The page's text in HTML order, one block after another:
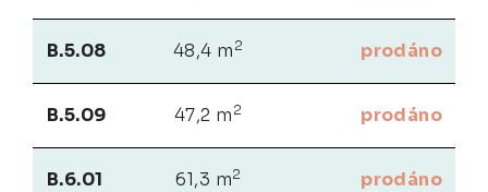
B.5.08 48,4 m 2 prodáno
B.5.09 47,2 m 2 prodáno
B.6.01 61,3 m2 prodáno